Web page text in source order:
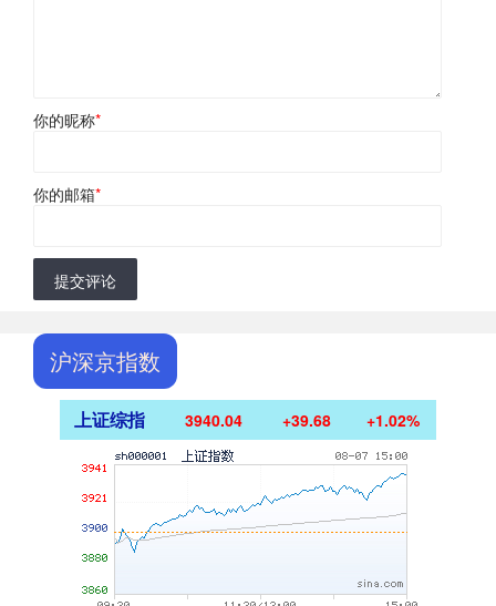
你的昵称*
你的邮箱*
提交评论
沪深京指数
上证综指 3940.04 +39.68 +1.02%